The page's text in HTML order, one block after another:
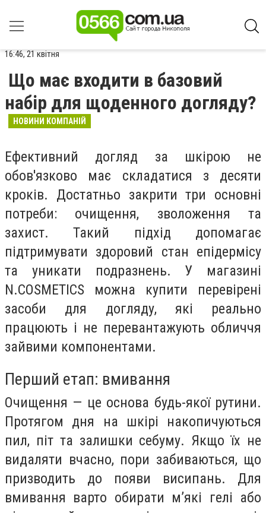
16:46, 21 квітня
Що має входити в базовий
набір для щоденного догляду?
НОВИНИ КОМПАНІЙ
Ефективний догляд за шкірою не
обов'язково має складатися з десяти
кроків. Достатньо закрити три основні
потреби: очищення, зволоження та
захист. Такий підхід допомагає
підтримувати здоровий стан епідермісу
та уникати подразнень. У магазині
N.COSMETICS можна купити перевірені
засоби для догляду, які реально
працюють і не перевантажують обличчя
зайвими компонентами.
Перший етап: вмивання
Очищення — це основа будь-якої рутини.
Протягом дня на шкірі накопичуються
пил, піт та залишки себуму. Якщо їх не
видаляти вчасно, пори забиваються, що
призводить до появи висипань. Для
вмивання варто обирати м’які гелі або